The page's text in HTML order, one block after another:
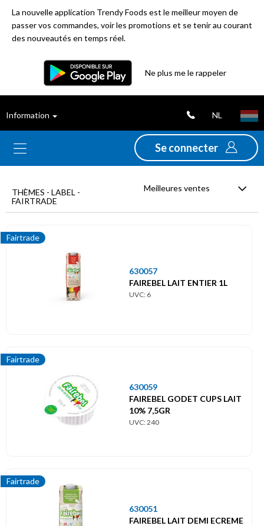
La nouvelle application Trendy Foods est le meilleur moyen de
passer vos commandes, voir les promotions et se tenir au courant
des nouveautés en temps réel.
Ne plus me le rappeler
Information NL
Se connecter
ventes
Nouveautés
Promotions
THÈMES - LABEL -
FAIRTRADE
Meilleures ventes
Fairtrade
630057
FAIREBEL LAIT ENTIER 1L
UVC: 6
Fairtrade
630059
FAIREBEL GODET CUPS LAIT
10% 7,5GR
UVC: 240
Fairtrade
630051
FAIREBEL LAIT DEMI ECREME